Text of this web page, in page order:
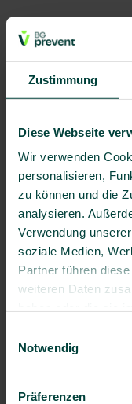
Zustimmung
Diese Webseite
Wir verwenden
personalisieren,
zu können und die
analysieren.
Verwendung
soziale Medien,
Partner führen
weiteren Daten
Notwendig
Präferenzen
Leistungen
Krankheiten A-Z